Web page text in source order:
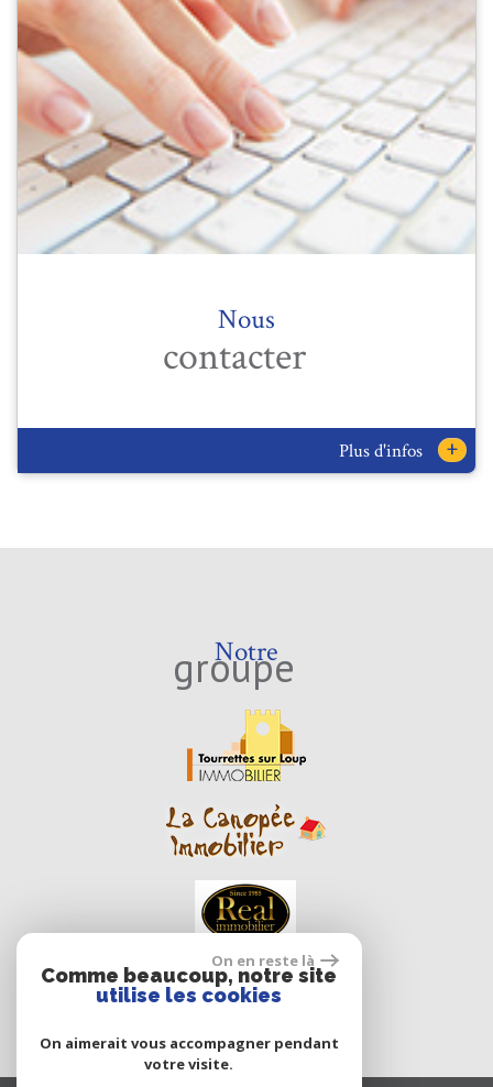
Nous
contacter
Plus d'infos +
Notre
groupe
On en reste là
Comme beaucoup, notre site
utilise les cookies
On aimerait vous accompagner pendant
votre visite.